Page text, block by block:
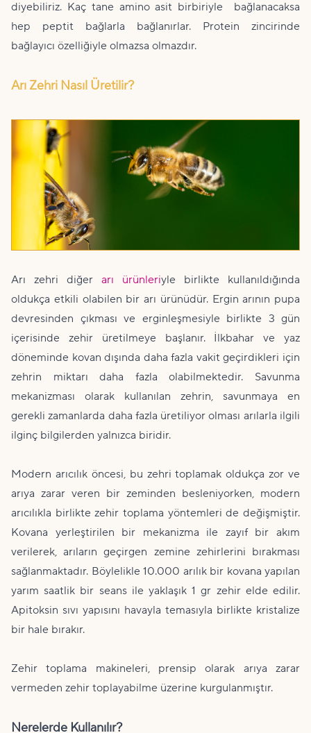
diyebiliriz. Kaç tane amino asit birbiriyle bağlanacaksa
hep peptit bağlarla bağlanırlar. Protein zincirinde
bağlayıcı özelliğiyle olmazsa olmazdır.
Arı Zehri Nasıl Üretilir?
Arı zehri diğer arı ürünleriyle birlikte kullanıldığında
oldukça etkili olabilen bir arı ürünüdür. Ergin arının pupa
devresinden çıkması ve erginleşmesiyle birlikte 3 gün
içerisinde zehir üretilmeye başlanır. İlkbahar ve yaz
döneminde kovan dışında daha fazla vakit geçirdikleri için
zehrin miktarı daha fazla olabilmektedir. Savunma
mekanizması olarak kullanılan zehrin, savunmaya en
gerekli zamanlarda daha fazla üretiliyor olması arılarla ilgili
ilginç bilgilerden yalnızca biridir.
Modern arıcılık öncesi, bu zehri toplamak oldukça zor ve
arıya zarar veren bir zeminden besleniyorken, modern
arıcılıkla birlikte zehir toplama yöntemleri de değişmiştir.
Kovana yerleştirilen bir mekanizma ile zayıf bir akım
verilerek, arıların geçirgen zemine zehirlerini bırakması
sağlanmaktadır. Böylelikle 10.000 arılık bir kovana yapılan
yarım saatlik bir seans ile yaklaşık 1 gr zehir elde edilir.
Apitoksin sıvı yapısını havayla temasıyla birlikte kristalize
bir hale bırakır.
Zehir toplama makineleri, prensip olarak arıya zarar
vermeden zehir toplayabilme üzerine kurgulanmıştır.
Nerelerde Kullanılır?